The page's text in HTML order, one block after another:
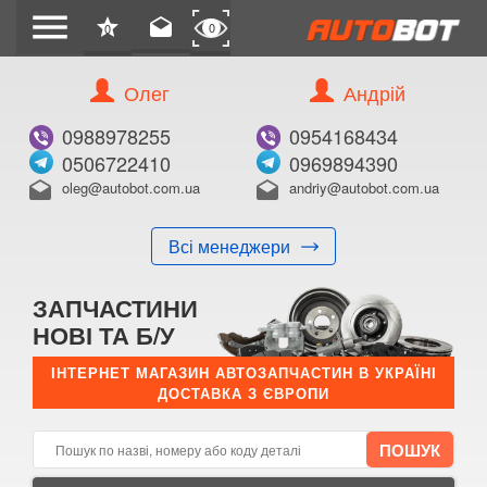
menu star
0 drafts 0
Олег
0988978255
0506722410
drafts oleg@autobot.com.ua
Всі менеджери
Андрій
0954168434
0969894390
drafts andriy@autobot.com.ua
ЗАПЧАСТИНИ
НОВІ ТА Б/У
ІНТЕРНЕТ МАГАЗИН АВТОЗАПЧАСТИН В УКРАЇНІ
ДОСТАВКА З ЄВРОПИ
КУПИТИ
Оригінальний номер:
Примітка:
E-mail:
Телефон: